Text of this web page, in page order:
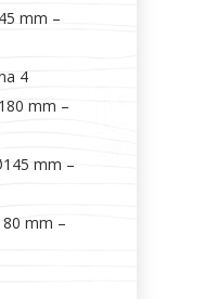
mm –
4
mm –
mm –
mm –